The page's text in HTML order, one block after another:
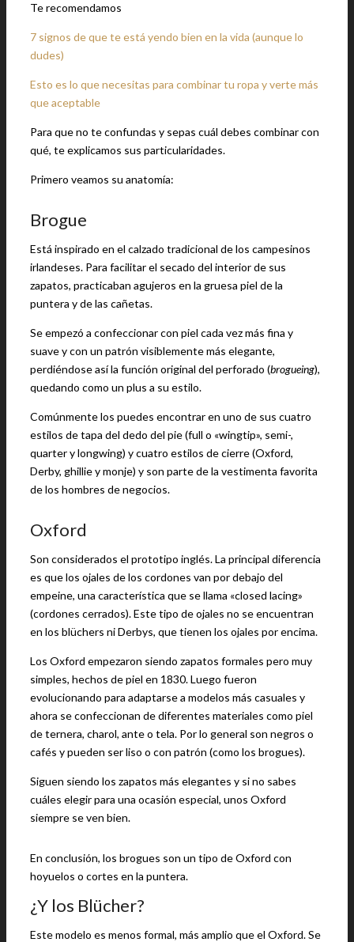
Te recomendamos
7 signos de que te está yendo bien en la vida (aunque lo
dudes)
Esto es lo que necesitas para combinar tu ropa y verte más
que aceptable
Para que no te confundas y sepas cuál debes combinar con
qué, te explicamos sus particularidades.
Primero veamos su anatomía:
Brogue
Está inspirado en el calzado tradicional de los campesinos
irlandeses. Para facilitar el secado del interior de sus
zapatos, practicaban agujeros en la gruesa piel de la
puntera y de las cañetas.
Se empezó a confeccionar con piel cada vez más fina y
suave y con un patrón visiblemente más elegante,
perdiéndose así la función original del perforado (brogueing),
quedando como un plus a su estilo.
Comúnmente los puedes encontrar en uno de sus cuatro
estilos de tapa del dedo del pie (full o «wingtip», semi-,
quarter y longwing) y cuatro estilos de cierre (Oxford,
Derby, ghillie y monje) y son parte de la vestimenta favorita
de los hombres de negocios.
Oxford
Son considerados el prototipo inglés. La principal diferencia
es que los ojales de los cordones van por debajo del
empeine, una característica que se llama «closed lacing»
(cordones cerrados). Este tipo de ojales no se encuentran
en los blüchers ni Derbys, que tienen los ojales por encima.
Los Oxford empezaron siendo zapatos formales pero muy
simples, hechos de piel en 1830. Luego fueron
evolucionando para adaptarse a modelos más casuales y
ahora se confeccionan de diferentes materiales como piel
de ternera, charol, ante o tela. Por lo general son negros o
cafés y pueden ser liso o con patrón (como los brogues).
Siguen siendo los zapatos más elegantes y si no sabes
cuáles elegir para una ocasión especial, unos Oxford
siempre se ven bien.
En conclusión, los brogues son un tipo de Oxford con
hoyuelos o cortes en la puntera.
¿Y los Blücher?
Este modelo es menos formal, más amplio que el Oxford. Se